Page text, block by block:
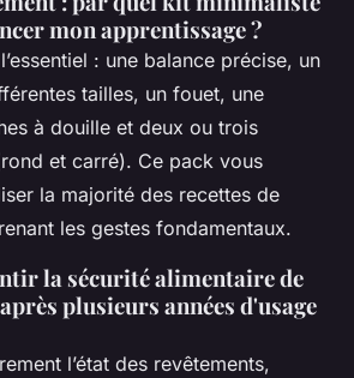
mon apprentissage ?
: une balance précise, un
tailles, un fouet, une
à douille et deux ou trois
et carré). Ce pack vous
la majorité des recettes de
les gestes fondamentaux.
la sécurité alimentaire de
plusieurs années d'usage
l’état des revêtements,